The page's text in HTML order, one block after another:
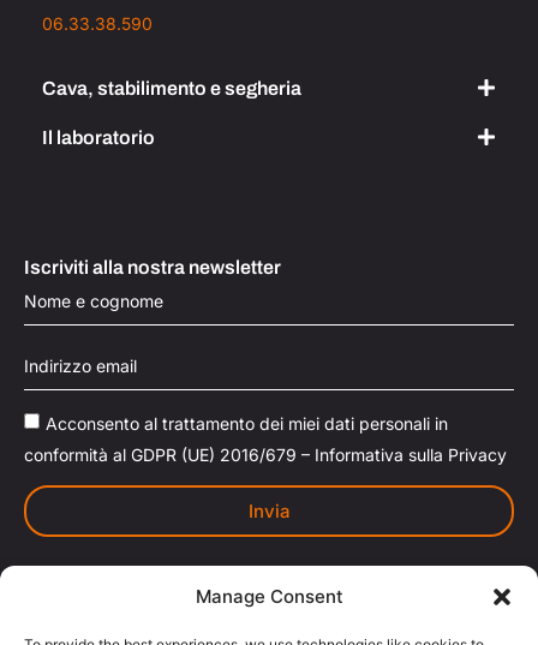
Manage Consent
06.33.38.590
Cava, stabilimento e segheria
Il laboratorio
Iscriviti alla nostra newsletter
Acconsento al trattamento dei miei dati personali in
conformità al GDPR (UE) 2016/679 – Informativa sulla Privacy
Invia